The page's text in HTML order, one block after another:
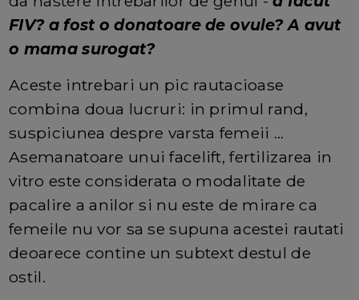
FIV? a fost o donatoare de ovule? A avut
o mama surogat?
Aceste intrebari un pic rautacioase
combina doua lucruri: in primul rand,
suspiciunea despre varsta femeii ...
Asemanatoare unui facelift, fertilizarea in
vitro este considerata o modalitate de
pacalire a anilor si nu este de mirare ca
femeile nu vor sa se supuna acestei rautati
deoarece contine un subtext destul de
ostil.